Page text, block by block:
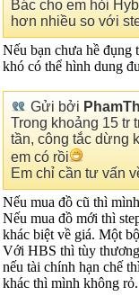
Bác cho em hỏi
hơn nhiều so với
Nếu bạn chưa hề đụng
khó có thể hình dung
Gửi bởi
Trong khoảng 15 tr
tần, công tắc dừng
em có rồi
Em chỉ cần tư vấn
Nếu mua đồ cũ thì
Nếu mua đồ mới thì
khác biệt về giá. Một
Với HBS thì tùy
nếu tài chính hạn chế
khác thì mình không rỏ.